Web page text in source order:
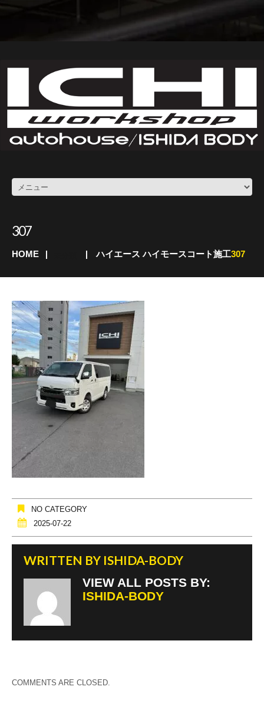
307
HOME ハイエース ハイモースコート施工307
NO CATEGORY
2025-07-22
WRITTEN BY ISHIDA-BODY
VIEW ALL POSTS BY:
ISHIDA-BODY
COMMENTS ARE CLOSED.